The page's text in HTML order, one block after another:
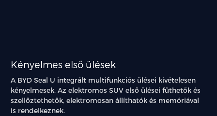
Kényelmes első ülések
A BYD Seal U integrált multifunkciós ülései kivételesen
kényelmesek. Az elektromos SUV első ülései fűthetők és
szellőztethetők, elektromosan állíthatók és memóriával
is rendelkeznek.